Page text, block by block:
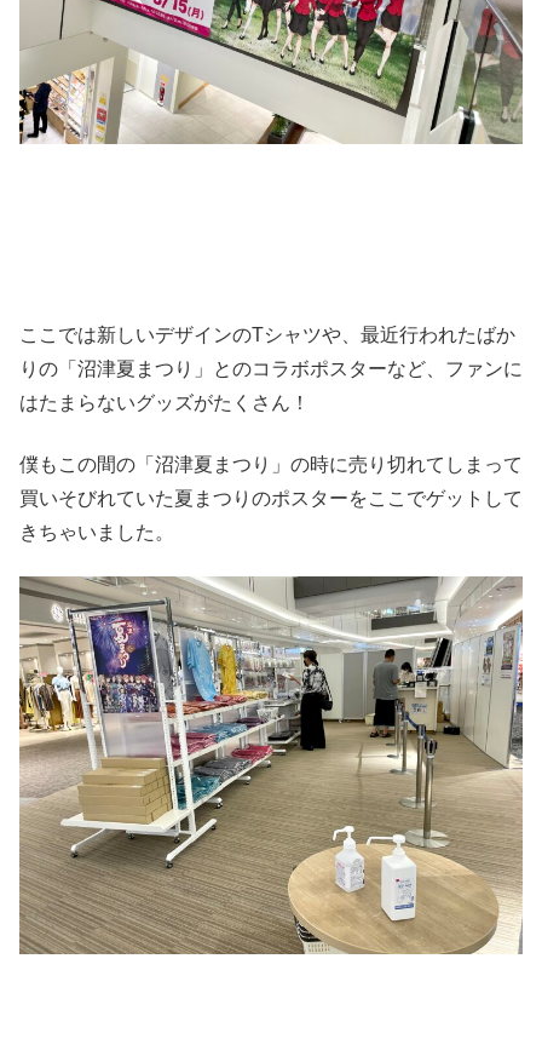
ここでは新しいデザインのTシャツや、最近行われたばか
りの「沼津夏まつり」とのコラボポスターなど、ファンに
はたまらないグッズがたくさん！
僕もこの間の「沼津夏まつり」の時に売り切れてしまって
買いそびれていた夏まつりのポスターをここでゲットして
きちゃいました。